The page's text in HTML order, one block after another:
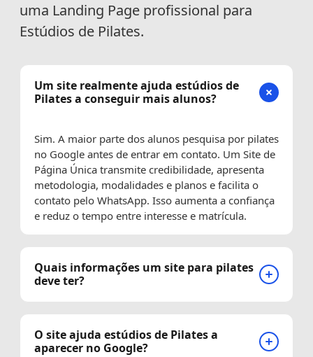
uma Landing Page profissional para
Estúdios de Pilates.
Um site realmente ajuda estúdios de
Pilates a conseguir mais alunos?
Sim. A maior parte dos alunos pesquisa por pilates
no Google antes de entrar em contato. Um Site de
Página Única transmite credibilidade, apresenta
metodologia, modalidades e planos e facilita o
contato pelo WhatsApp. Isso aumenta a confiança
e reduz o tempo entre interesse e matrícula.
Quais informações um site para pilates
deve ter?
O site ajuda estúdios de Pilates a
aparecer no Google?